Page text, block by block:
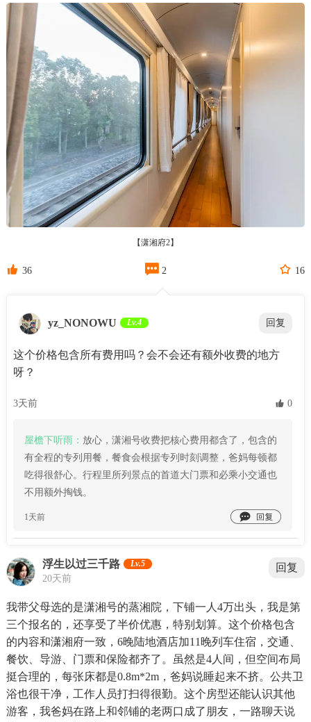
【潇湘府2】
 36  2  16
yz_NONOWU Lv.4 回复
这个价格包含所有费用吗？会不会还有额外收费的地方
呀？
3天前  0
屋檐下听雨： 放心，潇湘号收费把核心费用都含了，包含的
有全程的专列用餐，餐食会根据专列时刻调整，爸妈每顿都
吃得很舒心。行程里所列景点的首道大门票和必乘小交通也
不用额外掏钱。
1天前 
浮生以过三千路 Lv.5
20天前
回复
我带父母选的是潇湘号的蒸湘院，下铺一人4万出头，我是第
三个报名的，还享受了半价优惠，特别划算。这个价格包含
的内容和潇湘府一致，6晚陆地酒店加11晚列车住宿，交通、
餐饮、导游、门票和保险都齐了。虽然是4人间，但空间布局
挺合理的，每张床都是0.8m*2m，爸妈说睡起来不挤。公共卫
浴也很干净，工作人员打扫得很勤。这个房型还能认识其他
游客，我爸妈在路上和邻铺的老两口成了朋友，一路聊天说